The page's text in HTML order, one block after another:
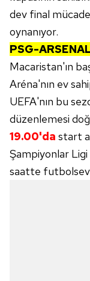
dev final
oynanıyor.
PSG-
Macaristan'ın
Aréna'nın ev
UEFA'nın bu
düzenlemesi
19.00'da start
Şampiyonlar
saatte